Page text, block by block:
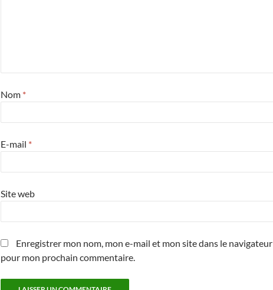
Nom *
E-mail *
Site web
Enregistrer mon nom, mon e-mail et mon site dans le navigateur
pour mon prochain commentaire.